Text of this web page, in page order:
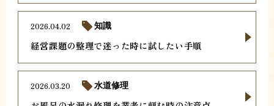
経営課題の整理で迷った時に試したい手順
2026.04.02 知識
2026.03.20 水道修理